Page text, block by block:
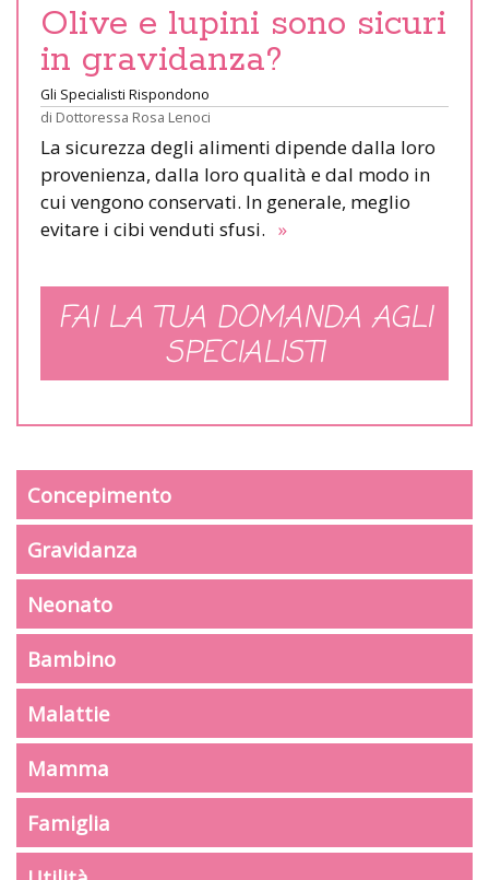
Olive e lupini sono sicuri
in gravidanza?
Gli Specialisti Rispondono
di Dottoressa Rosa Lenoci
La sicurezza degli alimenti dipende dalla loro
provenienza, dalla loro qualità e dal modo in
cui vengono conservati. In generale, meglio
evitare i cibi venduti sfusi. »
FAI LA TUA DOMANDA AGLI
SPECIALISTI
Concepimento
Gravidanza
Neonato
Bambino
Malattie
Mamma
Famiglia